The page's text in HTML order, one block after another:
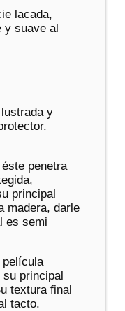
lacada,
y suave al
y
penetra
principal
madera, darle
es semi
película
principal
textura final
tacto.